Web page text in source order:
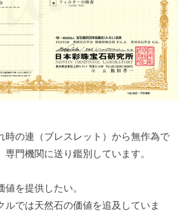
時の連（ブレスレット）から無作為で
門機関に送り鑑別しています。
を提供したい。
ルでは天然石の価値を追及していま